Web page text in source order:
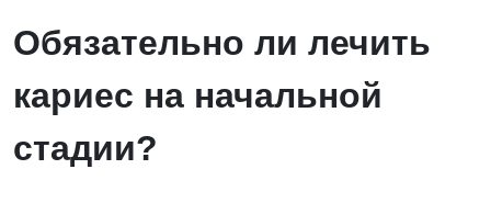
Обязательно ли лечить
кариес на начальной
стадии?